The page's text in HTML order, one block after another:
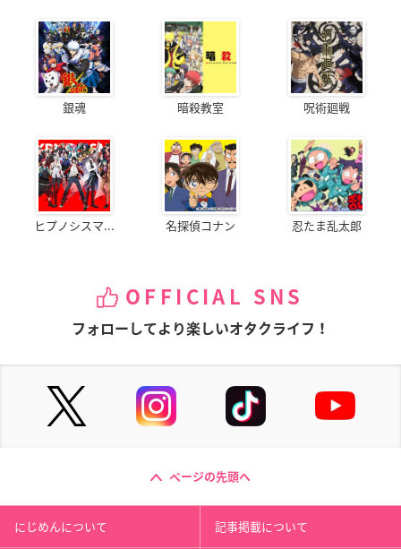
銀魂 暗殺教室 呪術廻戦
ヒプノシスマ... 名探偵コナン 忍たま乱太郎
OFFICIAL SNS
フォローしてより楽しいオタクライフ！
ページの先頭へ
にじめんについて 記事掲載について